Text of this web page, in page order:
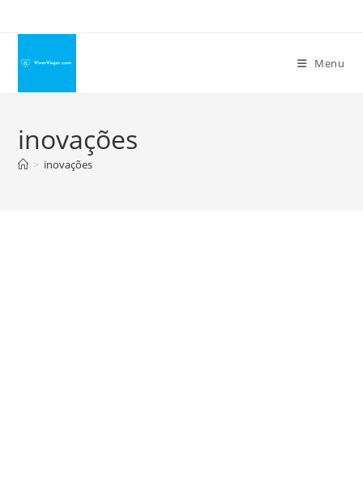
conteúdo
Menu
inovações
> inovações